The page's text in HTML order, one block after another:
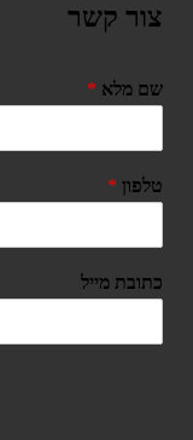
צור קשר
שם מלא *
טלפון *
כתובת מייל